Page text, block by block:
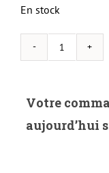
En stock
quantité
C-
8C-
Votre
aujourd’hui